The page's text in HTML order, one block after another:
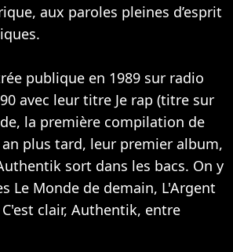
aux paroles pleines d’esprit
publique en 1989 sur radio
avec leur titre Je rap (titre sur
la première compilation de
plus tard, leur premier album,
sort dans les bacs. On y
Le Monde de demain, L'Argent
clair, Authentik, entre